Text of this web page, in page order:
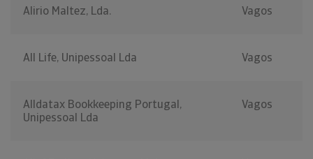
Alirio Maltez, Lda. Vagos
All Life, Unipessoal Lda Vagos
Alldatax Bookkeeping Portugal,
Unipessoal Lda
Vagos